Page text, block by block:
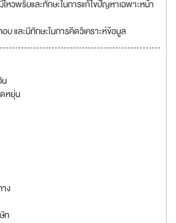
หวพริบและทักษะในการแก้ไขปัญหาเฉพาะหน้า
บ และมีทักษะในการคิดวิเคราะห์ข้อมูล
หยุ่น
ง
ท